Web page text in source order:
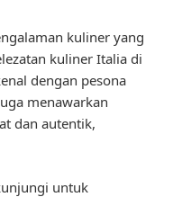
kuliner yang
kuliner Italia di
dengan pesona
menawarkan
dan autentik,
untuk